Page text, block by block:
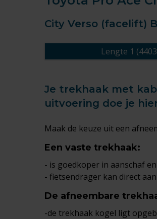
City Verso (facelift)
Lengte 1
Je trekhaak met
uitvoering doe je
Maak de keuze uit een
Een vaste trekhaak:
- is goedkoper in aanschaf
- fietsendrager kan direct
De afneembare
-de trekhaak kogel ligt